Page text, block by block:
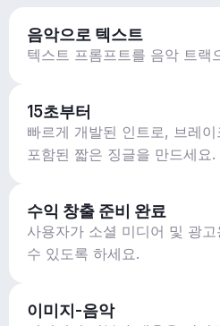
음악으로 텍스트
텍스트 프롬프트를 음악 트랙
15초부터
빠르게 개발된 인트로, 브레
포함된 짧은 징글을 만드세요.
수익 창출 준비 완료
사용자가 소셜 미디어 및 광
수 있도록 하세요.
이미지-음악